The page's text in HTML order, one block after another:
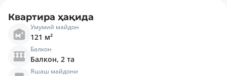
Квартира ҳақида
Умумий майдон
121 м²
Балкон
Балкон, 2 та
Яшаш майдони